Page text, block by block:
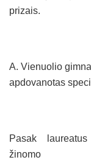
prizais.
A. Vienuolio
apdovanotas
Pasak
žinomo